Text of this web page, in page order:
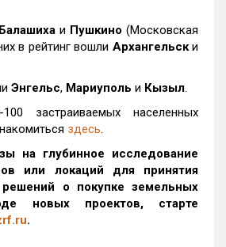
Балашиха и Пушкино (Московская
в рейтинг вошли Архангельски
Энгельс, Мариуполь и Кызыл.
застраиваемых населенных
здесь.
на глубинное исследование
или локаций для принятия
решений о покупке земельных
новых проектов, старте
.